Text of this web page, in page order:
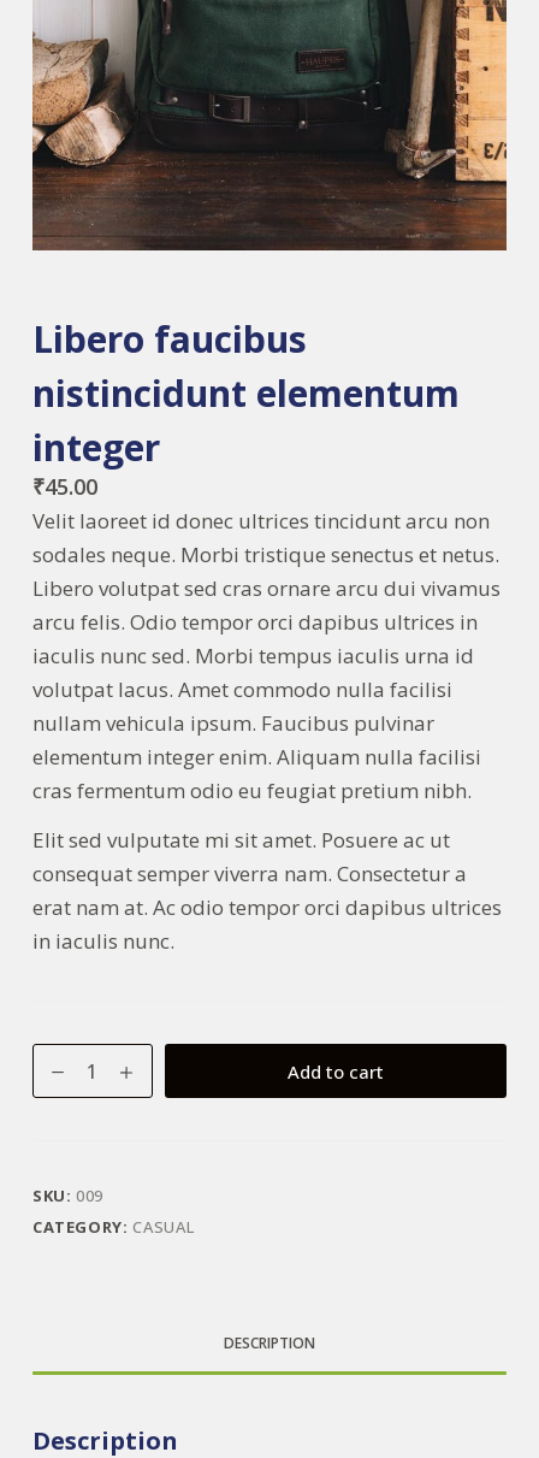
Libero faucibus
nistincidunt elementum
integer
₹45.00
Velit laoreet id donec ultrices tincidunt arcu non
sodales neque. Morbi tristique senectus et netus.
Libero volutpat sed cras ornare arcu dui vivamus
arcu felis. Odio tempor orci dapibus ultrices in
iaculis nunc sed. Morbi tempus iaculis urna id
volutpat lacus. Amet commodo nulla facilisi
nullam vehicula ipsum. Faucibus pulvinar
elementum integer enim. Aliquam nulla facilisi
cras fermentum odio eu feugiat pretium nibh.
Elit sed vulputate mi sit amet. Posuere ac ut
consequat semper viverra nam. Consectetur a
erat nam at. Ac odio tempor orci dapibus ultrices
in iaculis nunc.
faucibus
quantity
Add to cart
SKU:009
CATEGORY:CASUAL
DESCRIPTION
Description